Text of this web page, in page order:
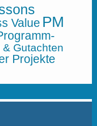
Value PM
Gutachten
Projekte